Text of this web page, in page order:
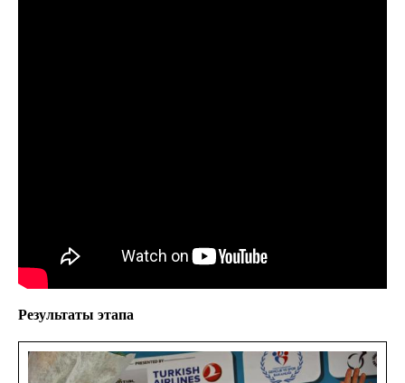
Результаты этапа